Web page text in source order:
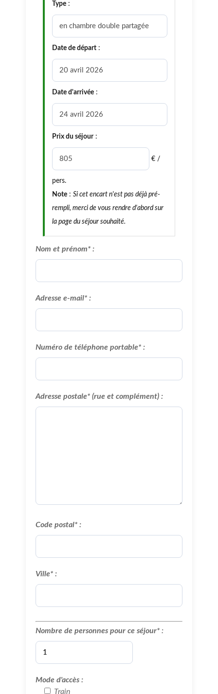
Type:
Date de départ:
Date d'arrivée:
Prix du séjour:
€ /
pers.
Note: Si cet encart n'est pas déjà pré-
rempli, merci de vous rendre d'abord sur
la page du séjour souhaité.
Nom et prénom* :
Adresse e-mail* :
Numéro de téléphone portable* :
Adresse postale* (rue et complément) :
Code postal* :
Ville* :
Nombre de personnes pour ce séjour*:
Mode d'accès :
Train